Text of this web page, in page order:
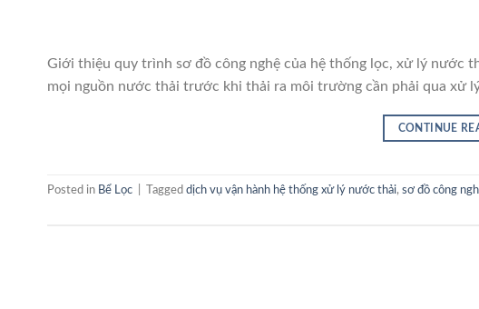
Giới thiệu quy trình sơ đồ công nghệ của hệ thống lọc, xử lý nước
mọi nguồn nước thải trước khi thải ra môi trường cần phải qua xử
CONTINUE
Posted in Bể Lọc Tagged dịch vụ vận hành hệ thống xử lý nước thải, sơ đồ công